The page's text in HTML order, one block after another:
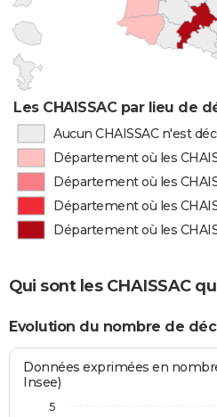
Les CHAISSAC par lieu de
Aucun CHAISSAC n'est
Département où les
Département où les
Département où les
Département où les
Qui sont les CHAISSAC
Evolution du nombre de
Données exprimées en
Insee)
5